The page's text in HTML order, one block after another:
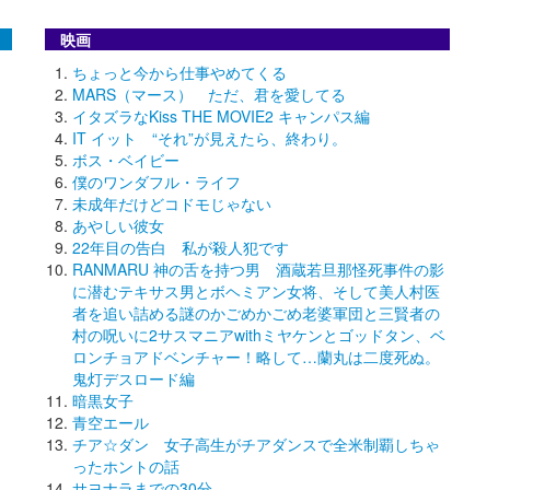
映画
ちょっと今から仕事やめてくる
MARS（マース） ただ、君を愛してる
イタズラなKiss THE MOVIE2 キャンパス編
IT イット “それ”が見えたら、終わり。
ボス・ベイビー
僕のワンダフル・ライフ
未成年だけどコドモじゃない
あやしい彼女
22年目の告白 私が殺人犯です
RANMARU 神の舌を持つ男 酒蔵若旦那怪死事件の影
に潜むテキサス男とボヘミアン女将、そして美人村医
者を追い詰める謎のかごめかごめ老婆軍団と三賢者の
村の呪いに2サスマニアwithミヤケンとゴッドタン、ベ
ロンチョアドベンチャー！略して…蘭丸は二度死ぬ。
鬼灯デスロード編
暗黒女子
青空エール
チア☆ダン 女子高生がチアダンスで全米制覇しちゃ
ったホントの話